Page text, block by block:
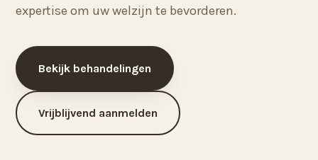
expertise om uw welzijn te bevorderen.
Bekijk behandelingen
Vrijblijvend aanmelden